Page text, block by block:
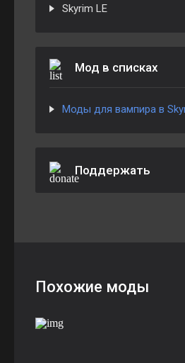
Skyrim LE
Мод в списках
Моды для вампира в
Поддержать
Похожие моды